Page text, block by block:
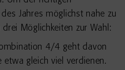
Jahres möglichst nahe zu
Möglichkeiten zur Wahl:
4/4 geht davon
etwa gleich viel verdienen.